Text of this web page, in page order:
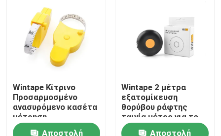
Προϊόντα
Περίπου εμείς
Wintape Κίτρινο
Προσαρμοσμένο
ανασυρόμενο κασέτα
μέτρηση
πολυλειτουργικό
Αποστολή
Wintape 2 μέτρα
εξατομίκευση
θορύβου ράφτης
ταινία μέτρο για το
σώμα λεπτή μέτρηση
Αποστολή